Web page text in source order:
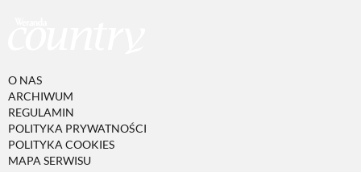
O NAS
ARCHIWUM
REGULAMIN
POLITYKA PRYWATNOŚCI
POLITYKA COOKIES
MAPA SERWISU